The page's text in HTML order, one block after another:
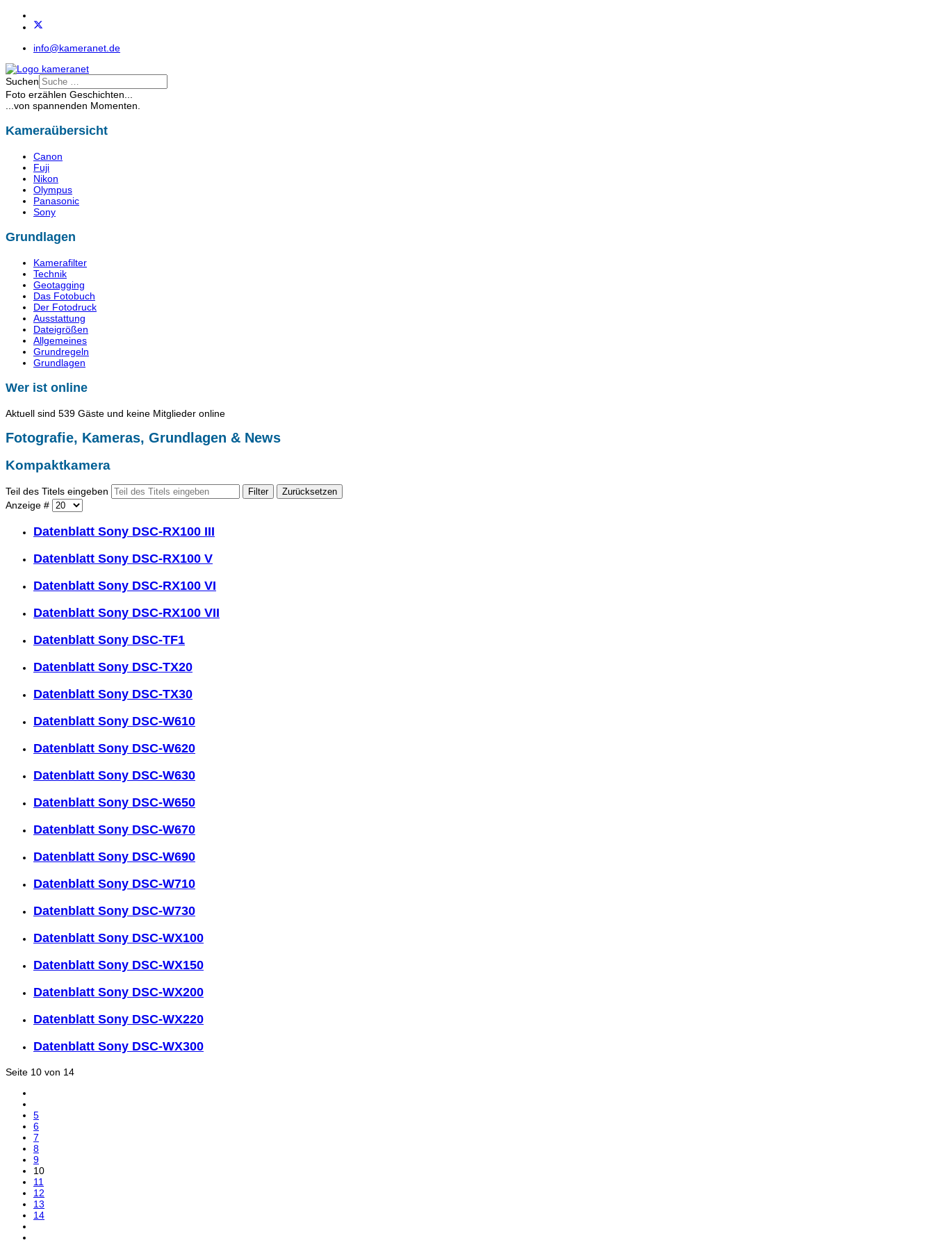
info@kameranet.de
Suchen
Foto erzählen Geschichten...
...von spannenden Momenten.
Kameraübersicht
Canon
Fuji
Nikon
Olympus
Panasonic
Sony
Grundlagen
Kamerafilter
Technik
Geotagging
Das Fotobuch
Der Fotodruck
Ausstattung
Dateigrößen
Allgemeines
Grundregeln
Grundlagen
Wer ist online
Aktuell sind 539 Gäste und keine Mitglieder online
Fotografie, Kameras, Grundlagen & News
Kompaktkamera
Teil des Titels eingeben Filter Zurücksetzen
Anzeige #
Datenblatt Sony DSC-RX100 III
Datenblatt Sony DSC-RX100 V
Datenblatt Sony DSC-RX100 VI
Datenblatt Sony DSC-RX100 VII
Datenblatt Sony DSC-TF1
Datenblatt Sony DSC-TX20
Datenblatt Sony DSC-TX30
Datenblatt Sony DSC-W610
Datenblatt Sony DSC-W620
Datenblatt Sony DSC-W630
Datenblatt Sony DSC-W650
Datenblatt Sony DSC-W670
Datenblatt Sony DSC-W690
Datenblatt Sony DSC-W710
Datenblatt Sony DSC-W730
Datenblatt Sony DSC-WX100
Datenblatt Sony DSC-WX150
Datenblatt Sony DSC-WX200
Datenblatt Sony DSC-WX220
Datenblatt Sony DSC-WX300
Seite 10 von 14
5
6
7
8
9
10
11
12
13
14